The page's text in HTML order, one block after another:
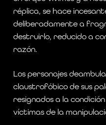
réplica, se hace
deliberadamente a
destruirlo, reducido a
razón.
Los personajes
claustrofóbico de sus
resignados a la
víctimas de la